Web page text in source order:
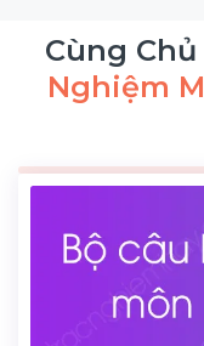
Cùng
Nghiệm